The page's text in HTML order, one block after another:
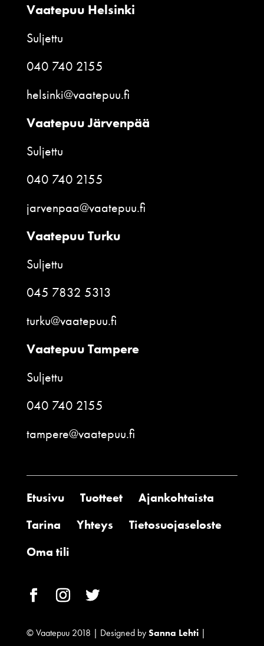
Vaatepuu Helsinki
Suljettu
040 740 2155
helsinki@vaatepuu.fi
Vaatepuu Järvenpää
Suljettu
040 740 2155
jarvenpaa@vaatepuu.fi
Vaatepuu Turku
Suljettu
045 7832 5313
turku@vaatepuu.fi
Vaatepuu Tampere
Suljettu
040 740 2155
tampere@vaatepuu.fi
Etusivu Tuotteet
Ajankohtaista
Tarina
Yhteys
Tietosuojaseloste
Oma tili
© Vaatepuu 2018 | Designed bySanna Lehti|